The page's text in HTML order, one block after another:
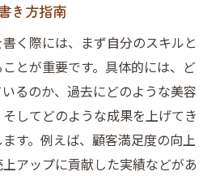
き方指南
く際には、まず自分のスキルと
とが重要です。具体的には、ど
るのか、過去にどのような美容
してどのような成果を上げてき
す。例えば、顧客満足度の向上
アップに貢献した実績などがあ